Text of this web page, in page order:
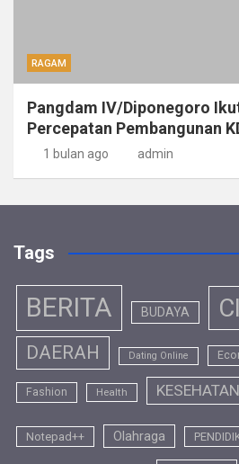
RAGAM
Pangdam IV/Diponegoro
Percepatan Pembangunan
1 bulan ago admin
Tags
BERITA BUDAYA
DAERAH Dating Online
Fashion Health KESEHATAN
Notepad++ Olahraga